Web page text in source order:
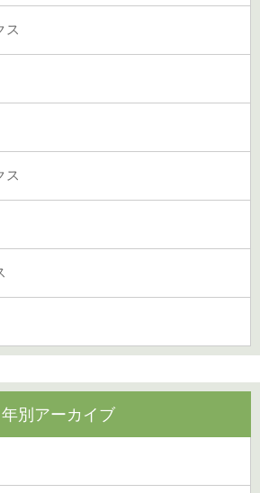
ス
ス
年別アーカイブ